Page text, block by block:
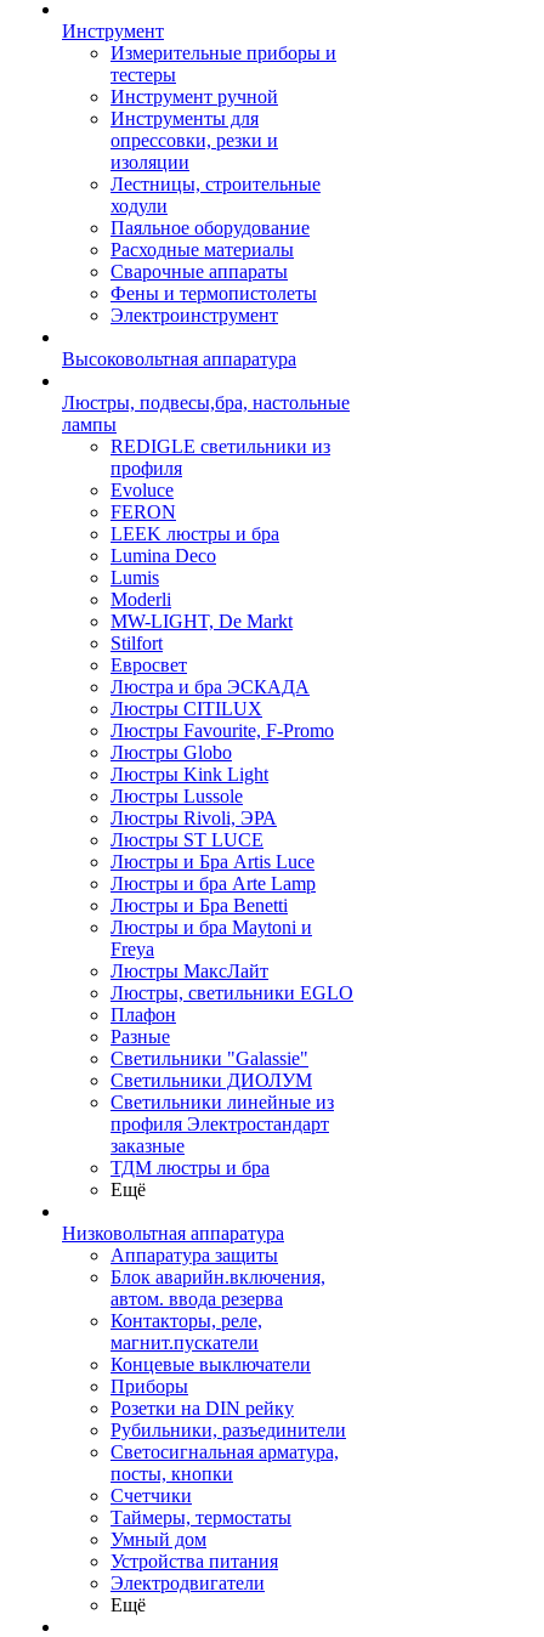
Инструмент
Измерительные приборы и
тестеры
Инструмент ручной
Инструменты для
опрессовки, резки и
изоляции
Лестницы, строительные
ходули
Паяльное оборудование
Расходные материалы
Сварочные аппараты
Фены и термопистолеты
Электроинструмент
Высоковольтная аппаратура
Люстры, подвесы,бра, настольные
лампы
REDIGLE светильники из
профиля
Evoluce
FERON
LEEK люстры и бра
Lumina Deco
Lumis
Moderli
MW-LIGHT, De Markt
Stilfort
Евросвет
Люстра и бра ЭСКАДА
Люстры CITILUX
Люстры Favourite, F-Promo
Люстры Globo
Люстры Kink Light
Люстры Lussole
Люстры Rivoli, ЭРА
Люстры ST LUCE
Люстры и Бра Artis Luce
Люстры и бра Arte Lamp
Люстры и Бра Benetti
Люстры и бра Maytoni и
Freya
Люстры МаксЛайт
Люстры, светильники EGLO
Плафон
Разные
Светильники "Galassie"
Светильники ДИОЛУМ
Светильники линейные из
профиля Электростандарт
заказные
ТДМ люстры и бра
Ещё
Низковольтная аппаратура
Аппаратура защиты
Блок аварийн.включения,
автом. ввода резерва
Контакторы, реле,
магнит.пускатели
Концевые выключатели
Приборы
Розетки на DIN рейку
Рубильники, разъединители
Светосигнальная арматура,
посты, кнопки
Счетчики
Таймеры, термостаты
Умный дом
Устройства питания
Электродвигатели
Ещё